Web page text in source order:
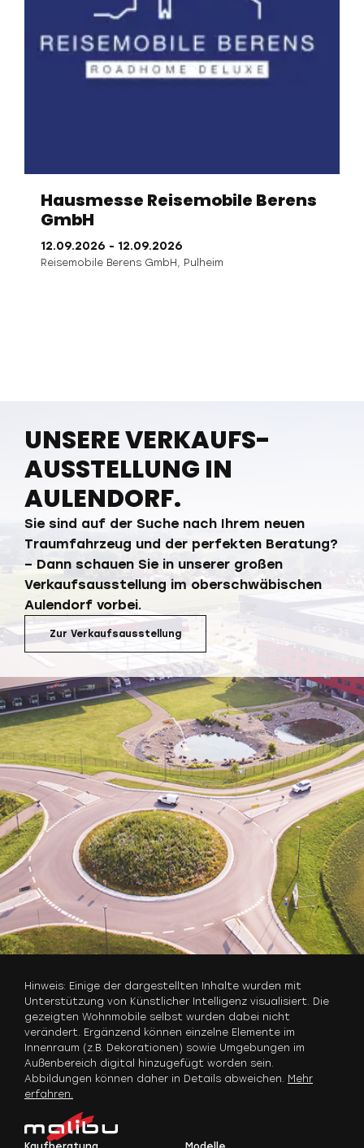
Hausmesse Reisemobile Berens
GmbH
12.09.2026 - 12.09.2026
Reisemobile Berens GmbH, Pulheim
UNSERE VERKAUFS­
AUSSTELLUNG IN
AULENDORF.
Sie sind auf der Suche nach Ihrem neuen
Traumfahrzeug und der perfekten Beratung?
– Dann schauen Sie in unserer großen
Verkaufsausstellung im oberschwäbischen
Aulendorf vorbei.
Zur Verkaufsausstellung
Hinweis: Einige der dargestellten Inhalte wurden mit
Unterstützung von Künstlicher Intelligenz visualisiert. Die
gezeigten Wohnmobile selbst wurden dabei nicht
verändert. Ergänzend können einzelne Elemente im
Innenraum (z.B. Dekorationen) sowie Umgebungen im
Außenbereich digital hinzugefügt worden sein.
Abbildungen können daher in Details abweichen. Mehr
erfahren.